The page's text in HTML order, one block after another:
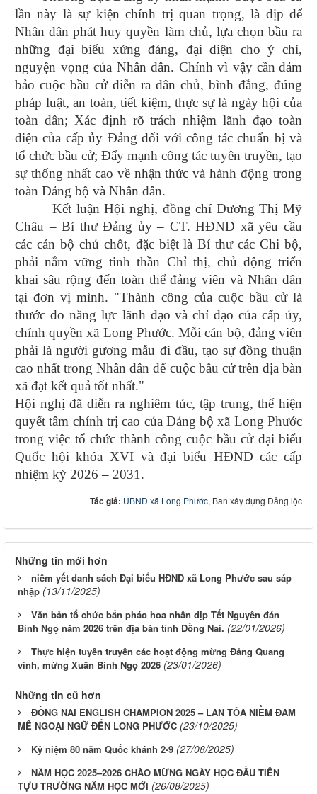
lần này là sự kiện chính trị quan trọng, là dịp để
Nhân dân phát huy quyền làm chủ, lựa chọn bầu ra
những đại biểu xứng đáng, đại diện cho ý chí,
nguyện vọng của Nhân dân. Chính vì vậy cần đảm
bảo cuộc bầu cử diễn ra dân chủ, bình đẳng, đúng
pháp luật, an toàn, tiết kiệm, thực sự là ngày hội của
toàn dân; Xác định rõ trách nhiệm lãnh đạo toàn
diện của cấp ủy Đảng đối với công tác chuẩn bị và
tổ chức bầu cử; Đẩy mạnh công tác tuyên truyền, tạo
sự thống nhất cao về nhận thức và hành động trong
toàn Đảng bộ và Nhân dân.
Kết luận Hội nghị, đồng chí Dương Thị Mỹ
Châu – Bí thư Đảng ủy – CT. HĐND xãyêu cầu
các cán bộ chủ chốt, đặc biệt là Bí thư các Chi bộ,
phải nắm vững tinh thần Chỉ thị, chủ động triển
khai sâu rộng đến toàn thể đảng viên và Nhân dân
tại đơn vị mình. "Thành công của cuộc bầu cử là
thước đo năng lực lãnh đạo và chỉ đạo của cấp ủy,
chính quyền xã Long Phước. Mỗi cán bộ, đảng viên
phải là người gương mẫu đi đầu, tạo sự đồng thuận
cao nhất trong Nhân dân để cuộc bầu cử trên địa bàn
xã đạt kết quả tốt nhất."
Hội nghị đã diễn ra nghiêm túc, tập trung, thể hiện
quyết tâm chính trị cao của Đảng bộ xã Long Phước
trong việc tổ chức thành công cuộc bầu cử đại biểu
Quốc hội khóa XVI và đại biểu HĐND các cấp
nhiệm kỳ 2026 – 2031.
Tác giả: UBND xã Long Phước, Ban xây dựng Đảng lộc
Những tin mới hơn
niêm yết danh sách Đại biểu HĐND xã Long Phước sau sáp
nhập (13/11/2025)
Văn bản tổ chức bắn pháo hoa nhân dịp Tết Nguyên đán
Bính Ngọ năm 2026 trên địa bàn tỉnh Đồng Nai. (22/01/2026)
Thực hiện tuyên truyền các hoạt động mừng Đảng Quang
vinh, mừng Xuân Bính Ngọ 2026 (23/01/2026)
Những tin cũ hơn
ĐỒNG NAI ENGLISH CHAMPION 2025 – LAN TỎA NIỀM ĐAM
MÊ NGOẠI NGỮ ĐẾN LONG PHƯỚC (23/10/2025)
Kỷ niệm 80 năm Quốc khánh 2-9 (27/08/2025)
NĂM HỌC 2025–2026 CHÀO MỪNG NGÀY HỌC ĐẦU TIÊN
TỰU TRƯỜNG NĂM HỌC MỚI (26/08/2025)